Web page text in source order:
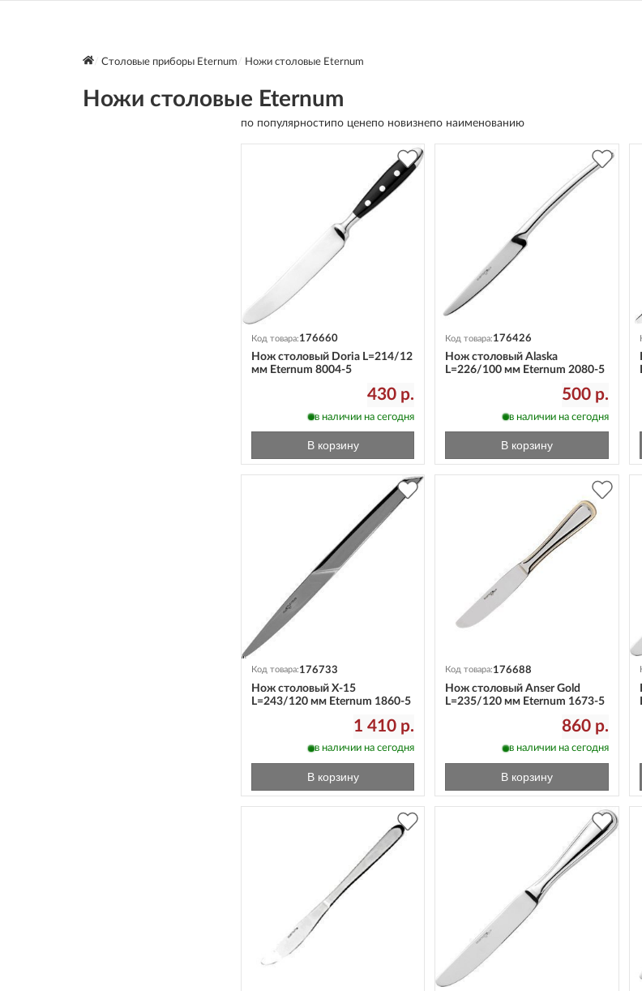
Столовые приборы Eternum Ножи столовые Eternum
Ножи столовые Eternum
по популярностипо ценепо новизнепо наименованию
Код товара:176660
Нож столовый Doria L=214/12
мм Eternum 8004-5
430 р.
в наличии на сегодня
В корзину
Код товара:176426
Нож столовый Alaska
L=226/100 мм Eternum 2080-5
500 р.
в наличии на сегодня
В корзину
Код товара:176733
Нож столовый X-15
L=243/120 мм Eternum 1860-5
1 410 р.
в наличии на сегодня
В корзину
Код товара:176688
Нож столовый Anser Gold
L=235/120 мм Eternum 1673-5
860 р.
в наличии на сегодня
В корзину